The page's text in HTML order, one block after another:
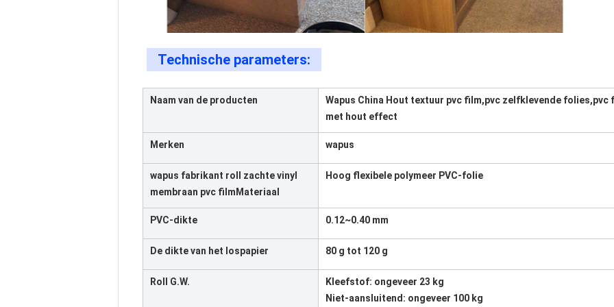
Technische parameters:
Naam van de producten
Wapus China Hout textuur pvc film,pvc zelfklevende folies,pvc
met hout effect
Merken wapus
wapus fabrikant roll zachte vinyl
membraan pvc film Materiaal
Hoog flexibele polymeer PVC-folie
PVC-dikte 0.12~0.40 mm
De dikte van het lospapier 80 g tot 120 g
Roll G.W.
Kleefstof: ongeveer 23 kg
Niet-aansluitend: ongeveer 100 kg